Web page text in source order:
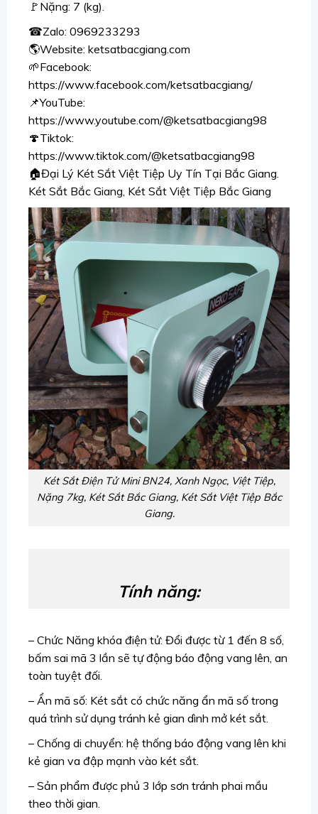
🚩Nặng: 7 (kg).
☎Zalo: 0969233293
🌎Website: ketsatbacgiang.com
🌱Facebook:
https://www.facebook.com/ketsatbacgiang/
📌YouTube:
https://www.youtube.com/@ketsatbacgiang98
🍄Tiktok:
https://www.tiktok.com/@ketsatbacgiang98
🏠Đại Lý Két Sắt Việt Tiệp Uy Tín Tại Bắc Giang.
Két Sắt Bắc Giang, Két Sắt Việt Tiệp Bắc Giang
Két Sắt Điện Tử Mini BN24, Xanh Ngọc, Việt Tiệp,
Nặng 7kg, Két Sắt Bắc Giang, Két Sắt Việt Tiệp Bắc
Giang.
Tính năng:
– Chức Năng khóa điện tử: Đổi được từ 1 đến 8 số,
bấm sai mã 3 lần sẽ tự động báo động vang lên, an
toàn tuyệt đối.
– Ẩn mã số: Két sắt có chức năng ẩn mã số trong
quá trình sử dụng tránh kẻ gian dình mở két sắt.
– Chống di chuyển: hệ thống báo động vang lên khi
kẻ gian va đập mạnh vào két sắt.
– Sản phẩm được phủ 3 lớp sơn tránh phai mầu
theo thời gian.